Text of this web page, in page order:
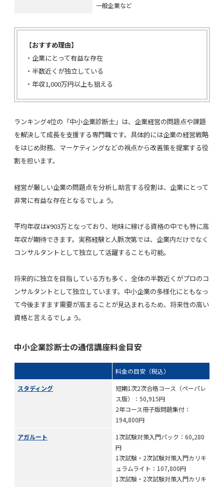
一般企業など
【おすすめ理由】
・企業にとって有益な存在
・半数近くが独立している
・年収1,000万円以上も狙える
ランキング4位の「中小企業診断士」は、企業経営の問題点や課題
を解決して成長を支援する専門職です。具体的には企業の経営戦略
をはじめ財務、マーケティングなどの視点から改善策を提案する役
割を担います。
経営が厳しい企業の問題点を分析し助言する役割は、企業にとって
非常に有益な存在となるでしょう。
平均年収は¥903万となっており、地味に稼げる資格の中でも特に高
年収が期待できます。実務経験と人脈次第では、企業内だけでなく
コンサルタントとして独立して活躍することも可能。
将来的に独立を目指している方も多く、全体の半数近くがプロのコ
ンサルタントとして独立しています。中小企業の多様化にともなっ
て今後ますます需要が高まることが見込まれるため、将来性の高い
資格と言えるでしょう。
中小企業診断士の通信講座料金目安
料金の目安（税込）
スタディング
短期1次2次合格コース（ペーパレ
ス版）：50,915円
2年コース冊子版問題集付：
194,800円
アガルート
1次試験対策入門パック：60,280
円
1次試験・2次試験対策入門カリキ
ュラムライト：107,800円
1次試験・2次試験対策入門カリキ